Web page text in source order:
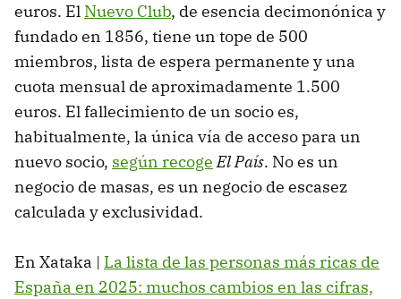
euros. El Nuevo Club, de esencia decimonónica y
fundado en 1856, tiene un tope de 500
miembros, lista de espera permanente y una
cuota mensual de aproximadamente 1.500
euros. El fallecimiento de un socio es,
habitualmente, la única vía de acceso para un
nuevo socio, según recoge El País. No es un
negocio de masas, es un negocio de escasez
calculada y exclusividad.
En Xataka | La lista de las personas más ricas de
España en 2025: muchos cambios en las cifras,